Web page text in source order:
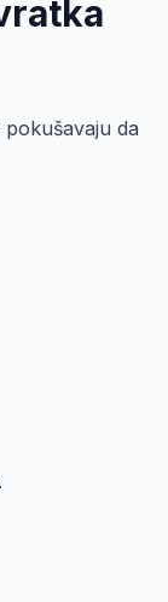
da
.